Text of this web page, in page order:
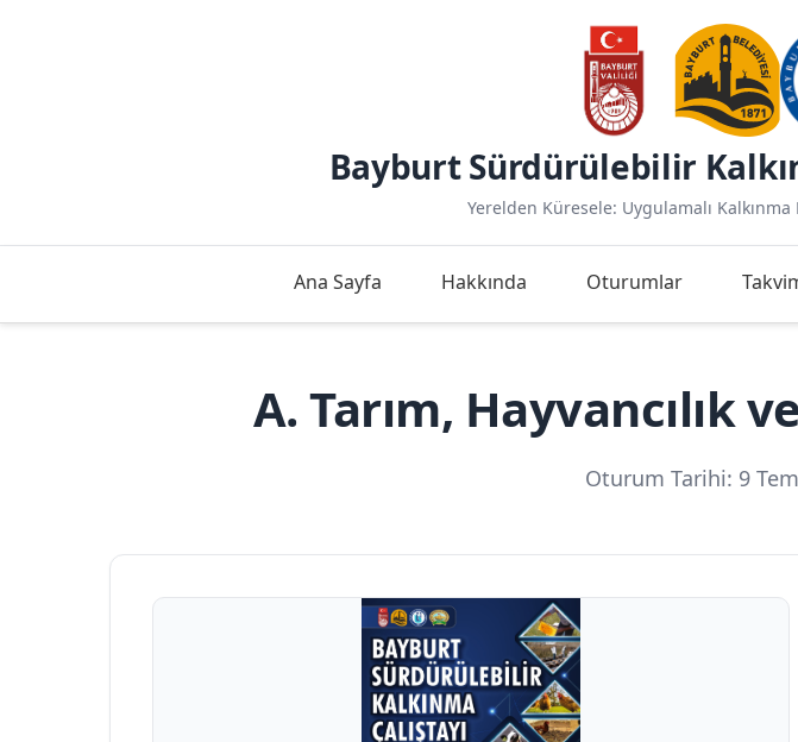
Bayburt Sürdürülebilir
Yerelden Küresele: Uygulamalı
Ana Sayfa Hakkında Oturumlar
A. Tarım, Hayvancılık
Oturum Tarihi: 9